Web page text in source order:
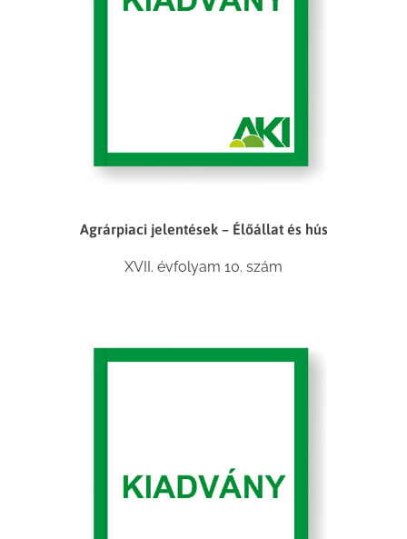
Agrárpiaci jelentések – Élőállat és hús
XVII. évfolyam 10. szám